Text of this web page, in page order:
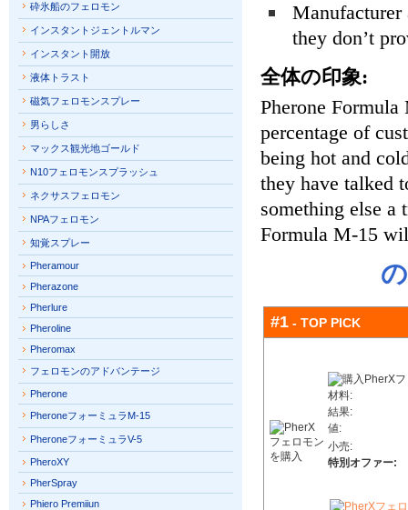
Manufacturer
they don’t
全体の印象:
Pherone
percentage of
being hot and
they have talked
something else a
Formula M-15
#1 - TOP PICK
材料:
結果:
値:
小売:
特別オファー:
砕氷船のフェロモン
インスタントジェントルマン
インスタント開放
液体トラスト
磁気フェロモンスプレー
男らしさ
マックス観光地ゴールド
N10フェロモンスプラッシュ
ネクサスフェロモン
NPAフェロモン
知覚スプレー
Pheramour
Pherazone
Pherlure
Pheroline
Pheromax
フェロモンのアドバンテージ
Pherone
PheroneフォーミュラM-15
PheroneフォーミュラV-5
PheroXY
PherSpray
Phiero Premiiun